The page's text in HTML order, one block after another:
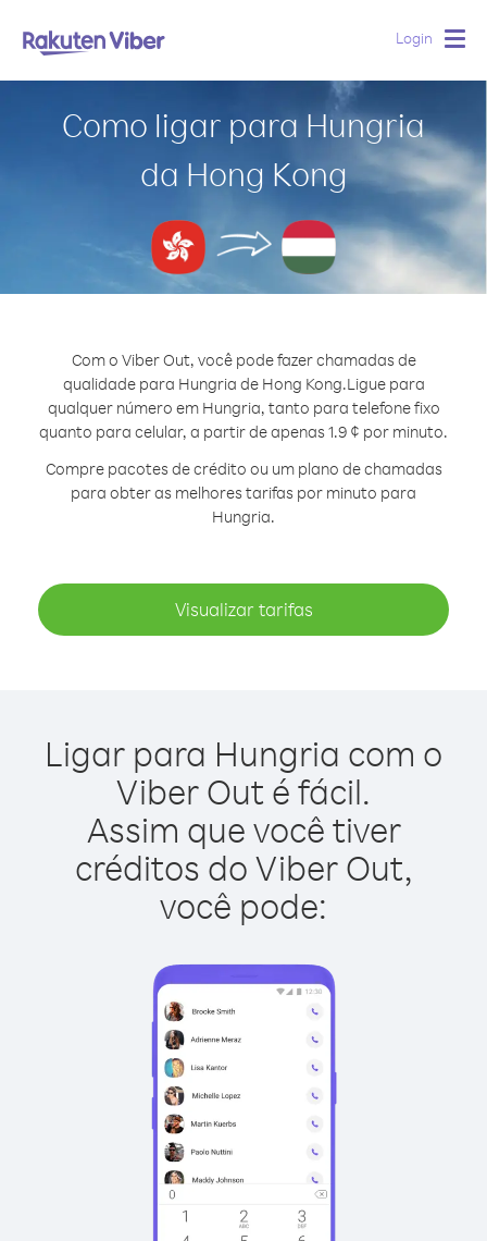
Login
Como ligar para Hungria
da Hong Kong
Com o Viber Out, você pode fazer chamadas de
qualidade para Hungria de Hong Kong.Ligue para
qualquer número em Hungria, tanto para telefone fixo
quanto para celular, a partir de apenas 1.9 ¢ por minuto.
Compre pacotes de crédito ou um plano de chamadas
para obter as melhores tarifas por minuto para
Hungria.
Visualizar tarifas
Ligar para Hungria com o
Viber Out é fácil.
Assim que você tiver
créditos do Viber Out,
você pode: